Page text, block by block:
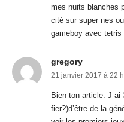
mes nuits blanches
cité sur super nes
gameboy avec
gregory
21 janvier 2017 à 22
Bien ton article. J ai
fier?)d’être de la